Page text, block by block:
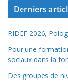
Derniers
RIDEF 2026,
Pour une
sociaux dans la
Des groupes de